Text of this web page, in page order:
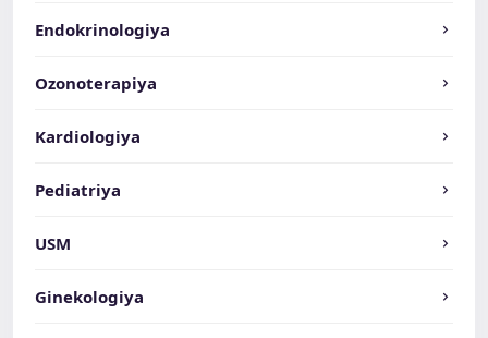
Endokrinologiya
Ozonoterapiya
Kardiologiya
Pediatriya
USM
Ginekologiya